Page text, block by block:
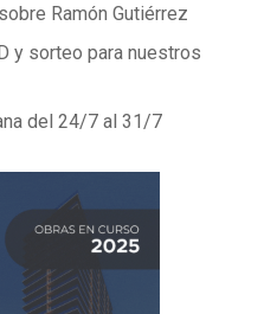
Ramón Gutiérrez
y sorteo para nuestros
del 24/7 al 31/7